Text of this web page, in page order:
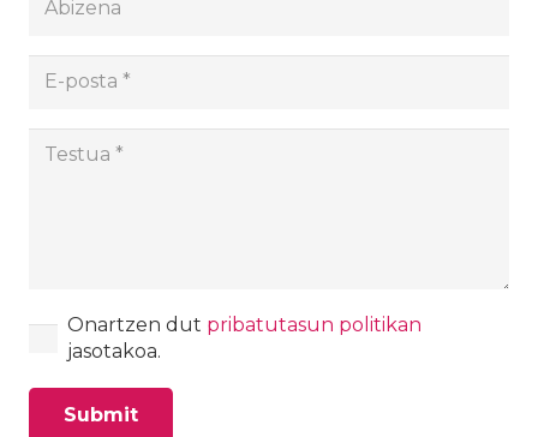
Onartzen dut pribatutasun politikan
jasotakoa.
Submit